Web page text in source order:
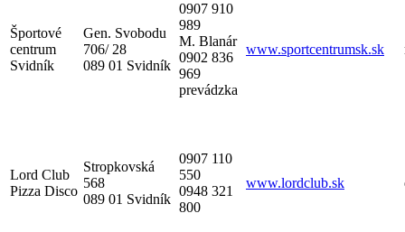
Športové
centrum
Svidník
Gen. Svobodu
706/ 28
089 01 Svidník
0907 910
989
M. Blanár
0902 836
969
prevádzka
www.sportcentrumsk.sk
Lord Club
Pizza Disco
Stropkovská
568
089 01 Svidník
0907 110
550
0948 321
800
www.lordclub.sk